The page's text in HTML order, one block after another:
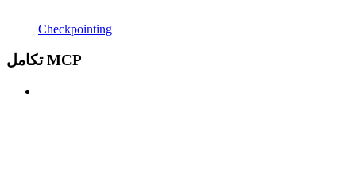
Checkpointing
تكامل MCP